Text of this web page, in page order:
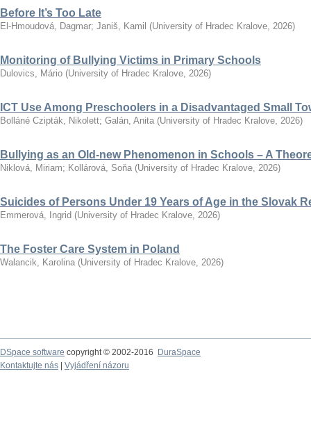
Before It’s Too Late
El-Hmoudová, Dagmar; Janiš, Kamil (University of Hradec Kralove, 2026)
Monitoring of Bullying Victims in Primary Schools
Dulovics, Mário (University of Hradec Kralove, 2026)
ICT Use Among Preschoolers in a Disadvantaged Small
Bolláné Czipták, Nikolett; Galán, Anita (University of Hradec Kralove, 2026)
Bullying as an Old-new Phenomenon in Schools – A
Niklová, Miriam; Kollárová, Soňa (University of Hradec Kralove, 2026)
Suicides of Persons Under 19 Years of Age in the Slovak
Emmerová, Ingrid (University of Hradec Kralove, 2026)
The Foster Care System in Poland
Walancik, Karolina (University of Hradec Kralove, 2026)
DSpace software copyright © 2002-2016
DuraSpace
Kontaktujte nás
Vyjádření názoru